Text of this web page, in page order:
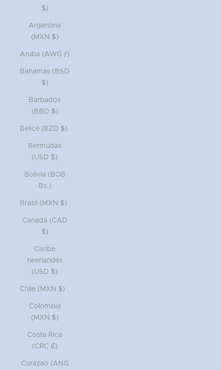
$)
Argentina
(MXN $)
Aruba (AWG ƒ)
Bahamas (BSD
$)
Barbados
(BBD $)
Belice (BZD $)
Bermudas
(USD $)
Bolivia (BOB
Bs.)
Brasil (MXN $)
Canadá (CAD
$)
Caribe
neerlandés
(USD $)
Chile (MXN $)
Colombia
(MXN $)
Costa Rica
(CRC ₡)
Curazao (ANG